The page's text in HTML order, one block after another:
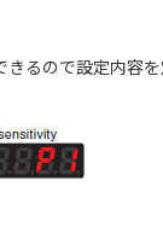
るので設定内容